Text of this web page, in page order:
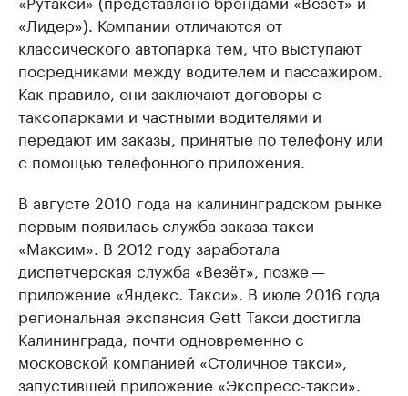
«Лидер»). Компании отличаются от
классического автопарка тем, что выступают
посредниками между водителем и пассажиром.
Как правило, они заключают договоры с
таксопарками и частными водителями и
передают им заказы, принятые по телефону или
с помощью телефонного приложения.
В августе 2010 года на калининградском рынке
первым появилась служба заказа такси
«Максим». В 2012 году заработала
диспетчерская служба «Везёт», позже —
приложение «Яндекс. Такси». В июле 2016 года
региональная экспансия Gett Такси достигла
Калининграда, почти одновременно с
московской компанией «Столичное такси»,
запустившей приложение «Экспресс-такси».